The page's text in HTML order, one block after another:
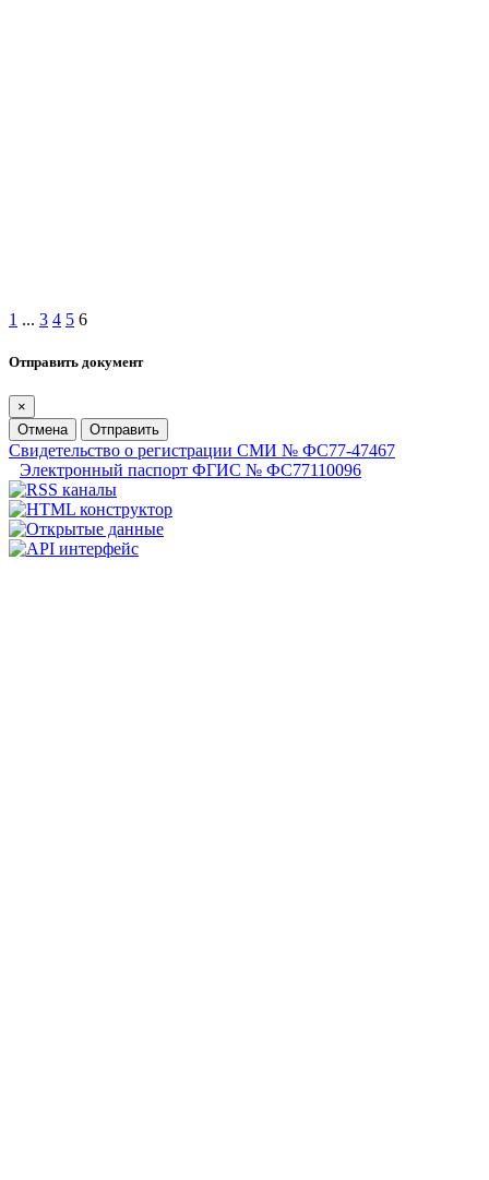
1 ... 3 4 5 6
Отправить документ
×
Отмена
Отправить
Свидетельство о регистрации СМИ № ФС77-47467
Электронный паспорт ФГИС № ФС77110096